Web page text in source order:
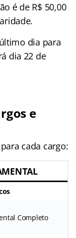
é de R$ 50,00
dia para
dia 22 de
e
cada cargo:
Completo